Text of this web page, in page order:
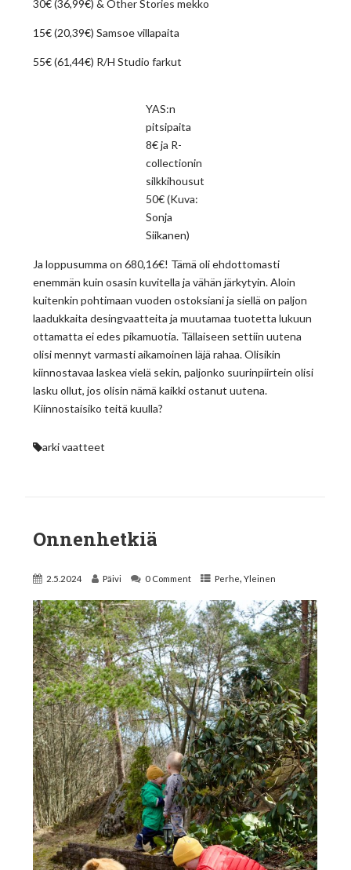
30€ (36,99€) & Other Stories mekko
15€ (20,39€) Samsoe villapaita
55€ (61,44€) R/H Studio farkut
YAS:n
pitsipaita
8€ ja R-
collectionin
silkkihousut
50€ (Kuva:
Sonja
Siikanen)
Ja loppusumma on 680,16€! Tämä oli ehdottomasti
enemmän kuin osasin kuvitella ja vähän järkytyin. Aloin
kuitenkin pohtimaan vuoden ostoksiani ja siellä on paljon
laadukkaita desingvaatteita ja muutamaa tuotetta lukuun
ottamatta ei edes pikamuotia. Tällaiseen settiin uutena
olisi mennyt varmasti aikamoinen läjä rahaa. Olisikin
kiinnostavaa laskea vielä sekin, paljonko suurinpiirtein olisi
lasku ollut, jos olisin nämä kaikki ostanut uutena.
Kiinnostaisiko teitä kuulla?
arkivaatteet
Onnenhetkiä
2.5.2024 Päivi 0 Comment Perhe,Yleinen